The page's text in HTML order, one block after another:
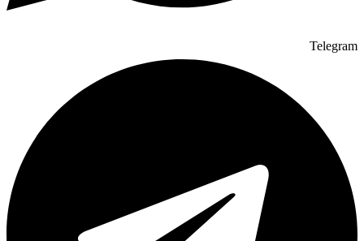
Telegram